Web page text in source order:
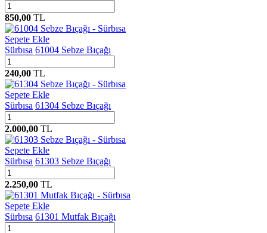
850,00 TL
Sepete Ekle
Sürbısa 61004 Sebze Bıçağı
240,00 TL
Sepete Ekle
Sürbısa 61304 Sebze Bıçağı
2.000,00 TL
Sepete Ekle
Sürbısa 61303 Sebze Bıçağı
2.250,00 TL
Sepete Ekle
Sürbısa 61301 Mutfak Bıçağı